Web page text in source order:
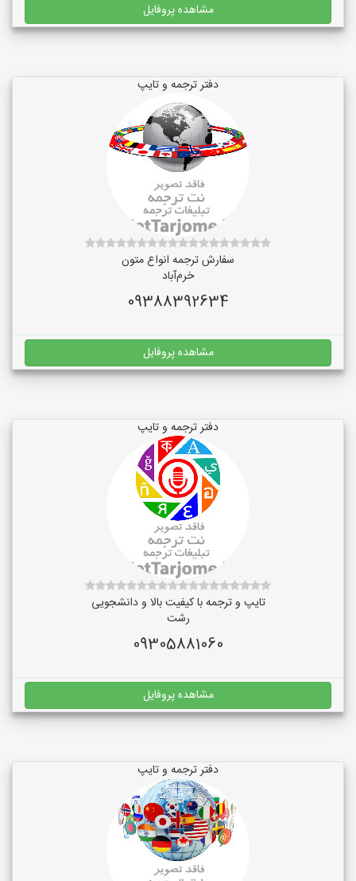
مشاهده پروفایل
دفتر ترجمه و تایپ
سفارش ترجمه انواع متون
خرم‌آباد
09388392634
مشاهده پروفایل
دفتر ترجمه و تایپ
تایپ و ترجمه با کیفیت بالا و دانشجویی
رشت
09305881060
مشاهده پروفایل
دفتر ترجمه و تایپ